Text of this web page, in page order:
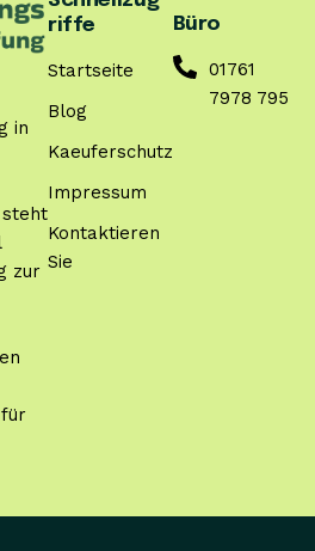
in
zur
riffe
Startseite
Blog
Kaeuferschutz
Impressum
Kontaktieren
Sie
Büro
01761
7978 795